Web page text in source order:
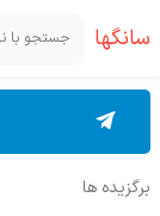
سانگها
برگزیده ها